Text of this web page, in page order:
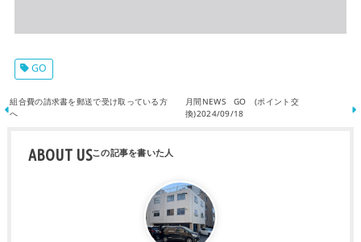
GO
組合費の請求書を郵送で受け取っている方
へ
月間NEWS GO (ポイント交
換)2024/09/18
ABOUT US